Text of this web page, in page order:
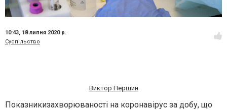
10:43, 18 липня 2020 р.
Суспільство
Виктор Першин
Показникизахворюваності на коронавірус за добу, що